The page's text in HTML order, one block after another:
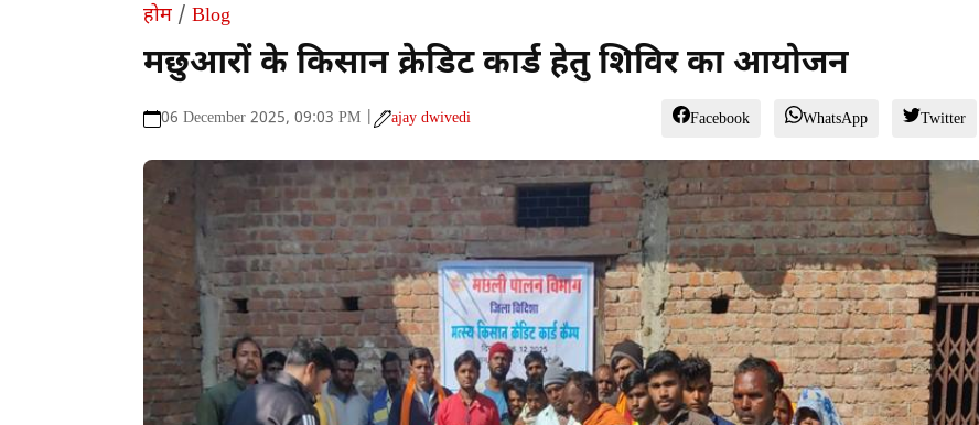
होम / Blog
मछुआरों के किसान क्रेडिट कार्ड हेतु शिविर का आयोजन
06 December 2025, 09:03 PM | ajay dwivedi Facebook WhatsApp Twitter